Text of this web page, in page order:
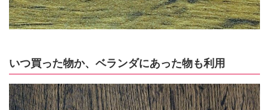
いつ買った物か、ベランダにあった物も利用